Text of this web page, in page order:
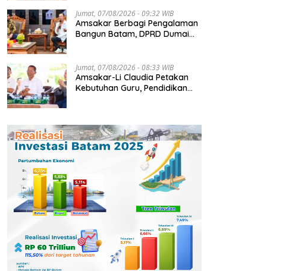
Jumat, 07/08/2026 - 09:32 WIB
Amsakar Berbagi Pengalaman
Bangun Batam, DPRD Dumai
Jumat, 07/08/2026 - 08:33 WIB
Amsakar-Li Claudia Petakan
Kebutuhan Guru, Pendidikan